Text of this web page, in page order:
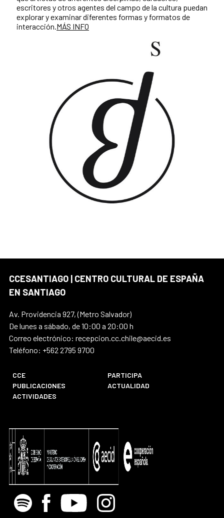
escritores y otros agentes del campo de la cultura puedan
explorar y examinar diferentes formas y formatos de
interacción. MÁS INFO
CCESANTIAGO | CENTRO CULTURAL DE ESPAÑA
EN SANTIAGO
Av. Providencia 927, (Metro Salvador)
De lunes a sábado, de 10:00 a 20:00 h
Correo electrónico: recepcion.cc.chile@aecid.es
Teléfono: +562 2795 9700
CCE
PARTICIPA
PUBLICACIONES
ACTUALIDAD
ACTIVIDADES
Spotify Facebook
Youtube Instagram